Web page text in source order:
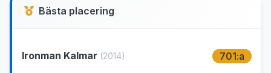
Bästa placering
Ironman Kalmar (2014) 701:a